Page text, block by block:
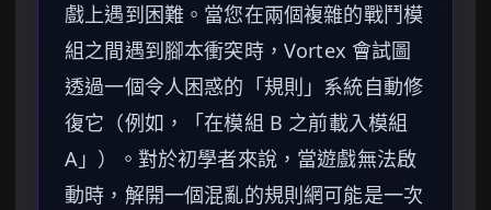
戲上遇到困難。當您在兩個複雜的戰鬥模
組之間遇到腳本衝突時，Vortex 會試圖
透過一個令人困惑的「規則」系統自動修
復它（例如，「在模組 B 之前載入模組
A」）。對於初學者來說，當遊戲無法啟
動時，解開一個混亂的規則網可能是一次